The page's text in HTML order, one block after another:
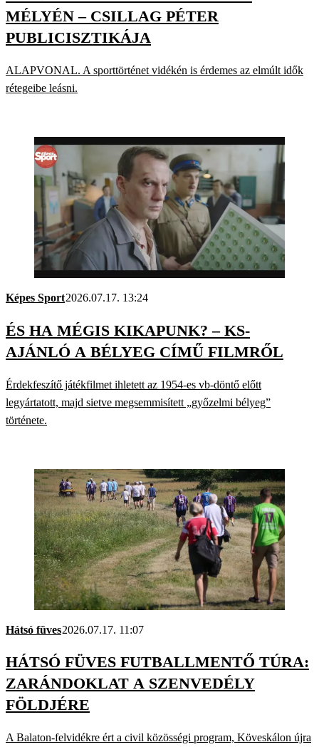
MÉLYÉN – CSILLAG PÉTER
PUBLICISZTIKÁJA
ALAPVONAL. A sporttörténet vidékén is érdemes az elmúlt idők
rétegeibe leásni.
Képes Sport2026.07.17. 13:24
ÉS HA MÉGIS KIKAPUNK? – KS-
AJÁNLÓ A BÉLYEG CÍMŰ FILMRŐL
Érdekfeszítő játékfilmet ihletett az 1954-es vb-döntő előtt
legyártatott, majd sietve megsemmisített „győzelmi bélyeg”
története.
Hátsó füves2026.07.17. 11:07
HÁTSÓ FÜVES FUTBALLMENTŐ TÚRA:
ZARÁNDOKLAT A SZENVEDÉLY
FÖLDJÉRE
A Balaton-felvidékre ért a civil közösségi program, Köveskálon újra